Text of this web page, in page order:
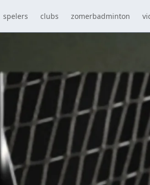
spelers clubs zomerbadminton